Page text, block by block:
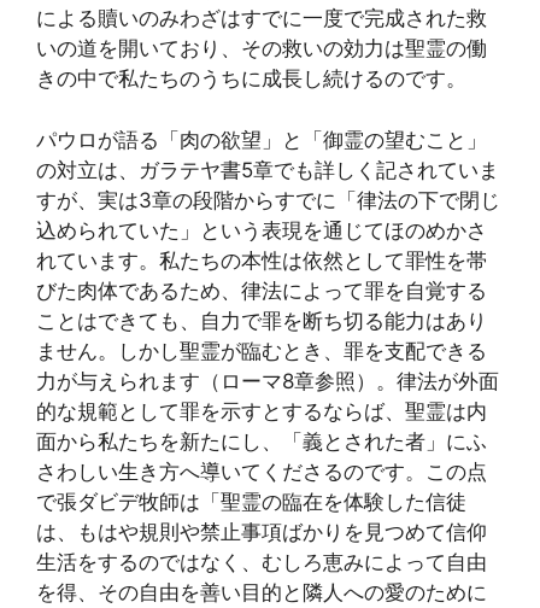
による贖いのみわざはすでに一度で完成された救
いの道を開いており、その救いの効力は聖霊の働
きの中で私たちのうちに成長し続けるのです。
パウロが語る「肉の欲望」と「御霊の望むこと」
の対立は、ガラテヤ書5章でも詳しく記されていま
すが、実は3章の段階からすでに「律法の下で閉じ
込められていた」という表現を通じてほのめかさ
れています。私たちの本性は依然として罪性を帯
びた肉体であるため、律法によって罪を自覚する
ことはできても、自力で罪を断ち切る能力はあり
ません。しかし聖霊が臨むとき、罪を支配できる
力が与えられます（ローマ8章参照）。律法が外面
的な規範として罪を示すとするならば、聖霊は内
面から私たちを新たにし、「義とされた者」にふ
さわしい生き方へ導いてくださるのです。この点
で張ダビデ牧師は「聖霊の臨在を体験した信徒
は、もはや規則や禁止事項ばかりを見つめて信仰
生活をするのではなく、むしろ恵みによって自由
を得、その自由を善い目的と隣人への愛のために